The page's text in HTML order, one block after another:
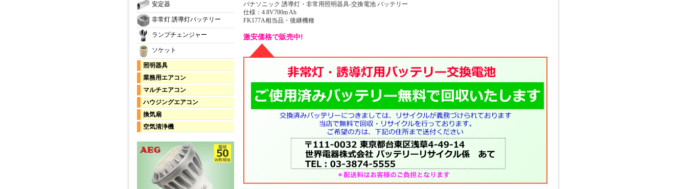
パナソニック 誘導灯・非常用照明器具-交換電池 バッテリー
仕様：4.8V700m Ah
FK177A相当品・後継機種
激安価格で販売中!
安定器
非常灯 誘導灯バッテリー
ランプチェンジャー
ソケット
照明器具
業務用エアコン
マルチエアコン
ハウジングエアコン
換気扇
空気清浄機